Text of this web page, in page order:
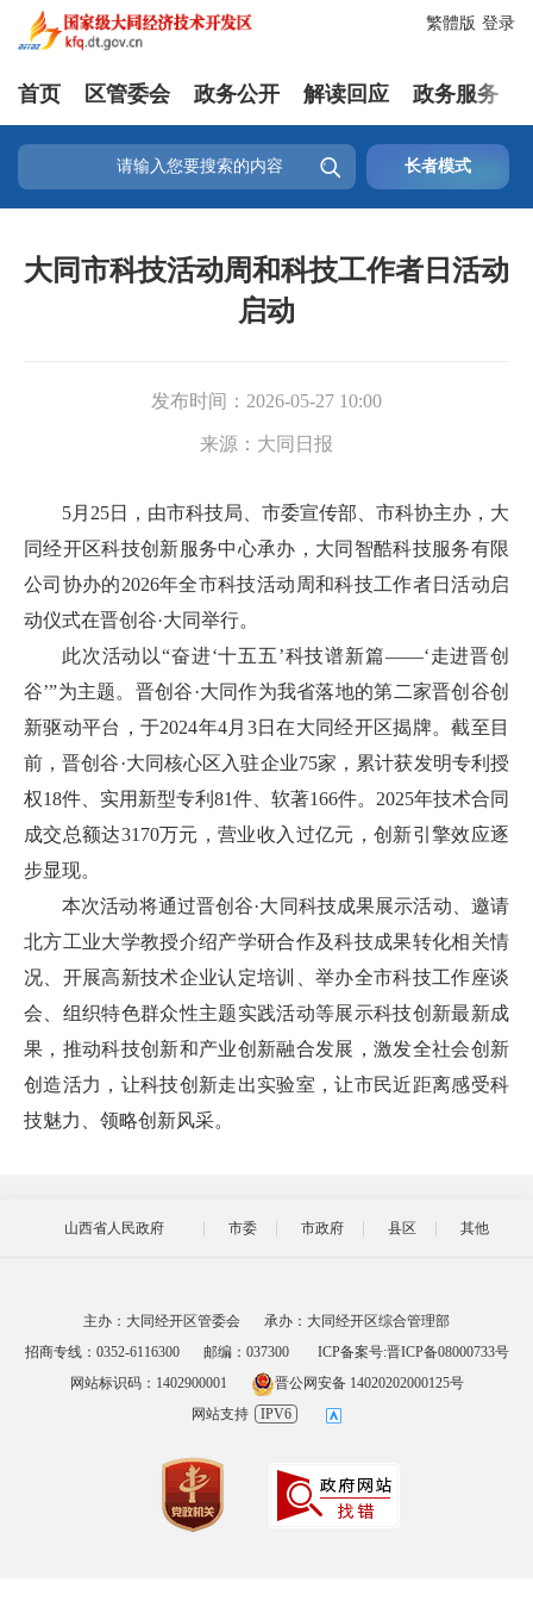
登录
繁體版
首页 区管委会 政务公开 解读回应 政务服务
 长者模式
大同市科技活动周和科技工作者日活动
启动
发布时间： 2026-05-27 10:00
来源： 大同日报
5月25日，由市科技局、市委宣传部、市科协主办，大
同经开区科技创新服务中心承办，大同智酷科技服务有限
公司协办的2026年全市科技活动周和科技工作者日活动启
动仪式在晋创谷·大同举行。
此次活动以“奋进‘十五五’科技谱新篇——‘走进晋创
谷’”为主题。晋创谷·大同作为我省落地的第二家晋创谷创
新驱动平台，于2024年4月3日在大同经开区揭牌。截至目
前，晋创谷·大同核心区入驻企业75家，累计获发明专利授
权18件、实用新型专利81件、软著166件。2025年技术合同
成交总额达3170万元，营业收入过亿元，创新引擎效应逐
步显现。
本次活动将通过晋创谷·大同科技成果展示活动、邀请
北方工业大学教授介绍产学研合作及科技成果转化相关情
况、开展高新技术企业认定培训、举办全市科技工作座谈
会、组织特色群众性主题实践活动等展示科技创新最新成
果，推动科技创新和产业创新融合发展，激发全社会创新
创造活力，让科技创新走出实验室，让市民近距离感受科
技魅力、领略创新风采。
山西省人民政府 市委 市政府 县区 其他
主办：大同经开区管委会
承办：大同经开区综合管理部
招商专线：0352-6116300
邮编：037300
ICP备案号:晋ICP备08000733号
网站标识码：1402900001
晋公网安备 14020202000125号
网站支持
IPV6